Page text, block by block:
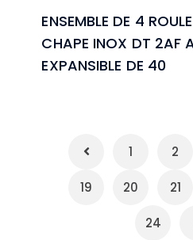
ENSEMBLE DE 4
CHAPE INOX DT 2AF
EXPANSIBLE DE 40
1 2
19 20 21
24